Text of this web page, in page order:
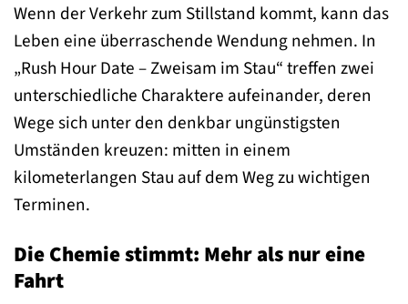
Wenn der Verkehr zum Stillstand kommt, kann das
Leben eine überraschende Wendung nehmen. In
„Rush Hour Date – Zweisam im Stau“ treffen zwei
unterschiedliche Charaktere aufeinander, deren
Wege sich unter den denkbar ungünstigsten
Umständen kreuzen: mitten in einem
kilometerlangen Stau auf dem Weg zu wichtigen
Terminen.
Die Chemie stimmt: Mehr als nur eine
Fahrt